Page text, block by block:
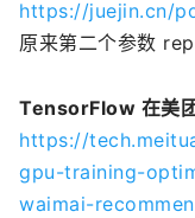
https://juejin.cn/
原来第二个参数
TensorFlow 在美
https://
gpu-training-
waimai-